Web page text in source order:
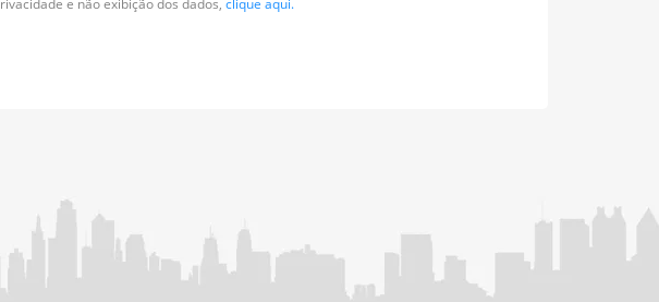
e não exibição dos dados, clique aqui.